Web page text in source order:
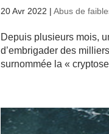
20 Avr 2022 |Abus de
Depuis plusieurs mois,
d’embrigader des
surnommée la «